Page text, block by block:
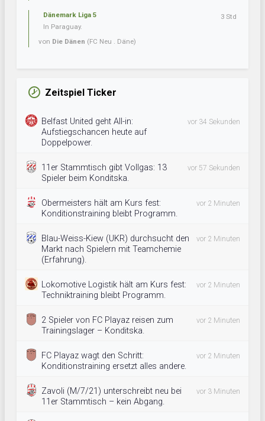
Dänemark Liga 5
In Paraguay.
von Die Dänen (FC Neu . Däne)
3 Std
Zeitspiel Ticker
Belfast United geht All-in:
Aufstiegschancen heute auf
Doppelpower.
vor 34 Sekunden
11er Stammtisch gibt Vollgas: 13
Spieler beim Konditska.
vor 57 Sekunden
Obermeisters hält am Kurs fest:
Konditionstraining bleibt Programm.
vor 2 Minuten
Blau-Weiss-Kiew (UKR) durchsucht den
Markt nach Spielern mit Teamchemie
(Erfahrung).
vor 2 Minuten
Lokomotive Logistik hält am Kurs fest:
Techniktraining bleibt Programm.
vor 2 Minuten
2 Spieler von FC Playaz reisen zum
Trainingslager – Konditska.
vor 2 Minuten
FC Playaz wagt den Schritt:
Konditionstraining ersetzt alles andere.
vor 2 Minuten
Zavoli (M/7/21) unterschreibt neu bei
11er Stammtisch – kein Abgang.
vor 3 Minuten